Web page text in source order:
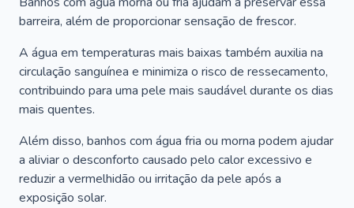
barreira, além de proporcionar sensação de frescor.
A água em temperaturas mais baixas também auxilia na
circulação sanguínea e minimiza o risco de ressecamento,
contribuindo para uma pele mais saudável durante os dias
mais quentes.
Além disso, banhos com água fria ou morna podem ajudar
a aliviar o desconforto causado pelo calor excessivo e
reduzir a vermelhidão ou irritação da pele após a
exposição solar.